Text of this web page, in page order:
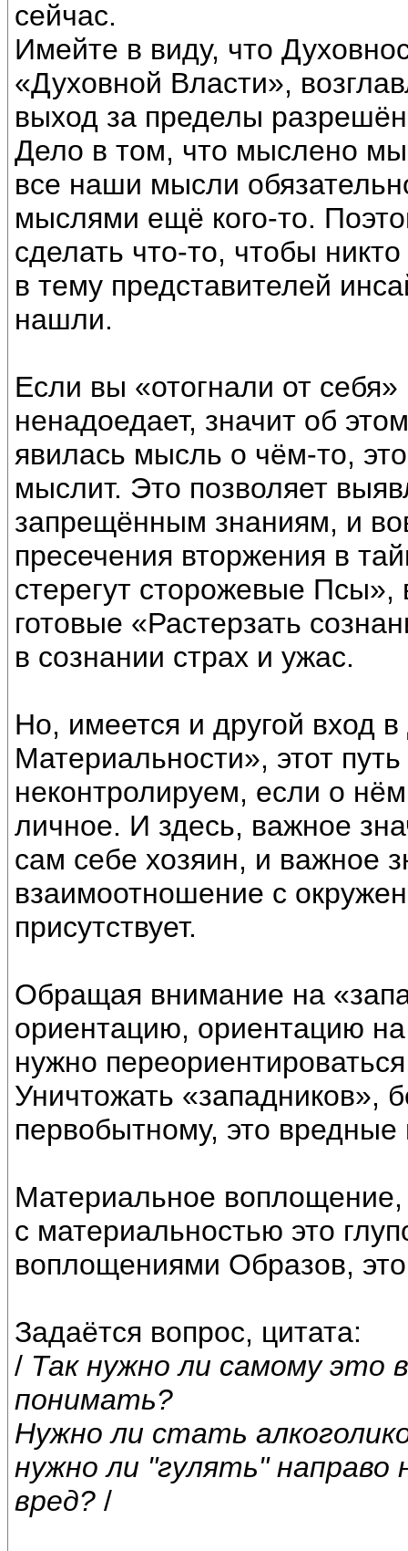
сейчас.
Имейте в виду, что
«Духовной Власти»,
выход за пределы
Дело в том, что мыслено
все наши мысли
мыслями ещё кого-то.
сделать что-то, чтобы
в тему представителей
нашли.
Если вы «отогнали от
ненадоедает, значит об
явилась мысль о чём-то,
мыслит. Это позволяет
запрещённым знаниям, и
пресечения вторжения в
стерегут сторожевые
готовые «Растерзать
в сознании страх и ужас.
Но, имеется и другой вход
Материальности», этот
неконтролируем, если о
личное. И здесь, важное
сам себе хозяин, и важное
взаимоотношение с
присутствует.
Обращая внимание на
ориентацию, ориентацию
нужно
Уничтожать «западников»,
первобытному, это вредные
Материальное воплощение,
с материальностью это
воплощениями Образов,
Задаётся вопрос, цитата:
/ Так нужно ли самому это
понимать?
Нужно ли стать
нужно ли "гулять"
вред? /